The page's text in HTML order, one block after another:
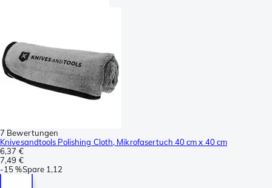
7 Bewertungen
Knivesandtools Polishing Cloth, Mikrofasertuch 40 cm x 40 cm
6,37 €
7,49 €
-15 %Spare 1,12